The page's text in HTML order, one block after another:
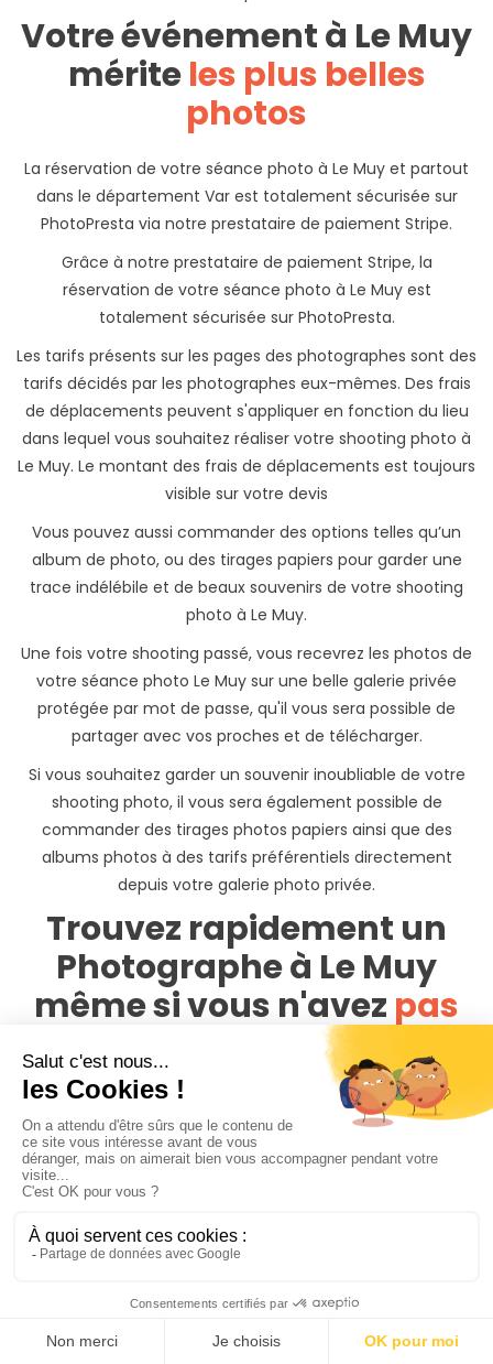
Votre événement à Le Muy
mériteles plus belles
photos
La réservation de votre séance photo à Le Muy et partout
dans le département Var est totalement sécurisée sur
PhotoPresta via notre prestataire de paiement Stripe.
Grâce à notre prestataire de paiement Stripe, la
réservation de votre séance photo à Le Muy est
totalement sécurisée sur PhotoPresta.
Les tarifs présents sur les pages des photographes sont des
tarifs décidés par les photographes eux-mêmes. Des frais
de déplacements peuvent s'appliquer en fonction du lieu
dans lequel vous souhaitez réaliser votre shooting photo à
Le Muy. Le montant des frais de déplacements est toujours
visible sur votre devis
Vous pouvez aussi commander des options telles qu’un
album de photo, ou des tirages papiers pour garder une
trace indélébile et de beaux souvenirs de votre shooting
photo à Le Muy.
Une fois votre shooting passé, vous recevrez les photos de
votre séance photo Le Muy sur une belle galerie privée
protégée par mot de passe, qu'il vous sera possible de
partager avec vos proches et de télécharger.
Si vous souhaitez garder un souvenir inoubliable de votre
shooting photo, il vous sera également possible de
commander des tirages photos papiers ainsi que des
albums photos à des tarifs préférentiels directement
depuis votre galerie photo privée.
Trouvez rapidement un
Photographe à Le Muy
même si vous n'avez pas
le temps de chercher
3 façons s'offrent à vous sur PhotoPresta pour trouver
votre photographe à Le Muy
Faites la recherche de votre photograhe Le Muy vous-
mêmes en comparant les offres comme décrit dans le
Remplissez le formulaire de demande de devis et vous
votre espace PhotoPresta. Les devis vous sont envoyés par
les photographes inscrits sur PhotoPresta et qui sont